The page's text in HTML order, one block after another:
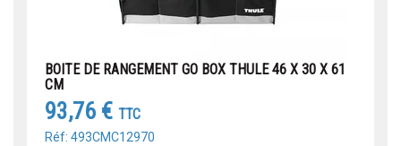
BOITE DE RANGEMENT GO BOX THULE 46 X 30 X 61
CM
93,76 € TTC
Réf: 493CMC12970